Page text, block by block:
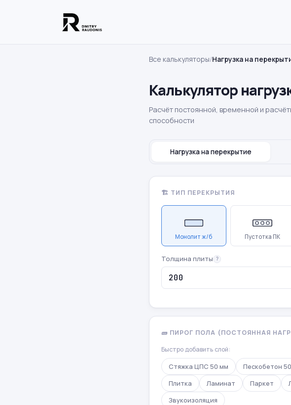
Все калькуляторы/Нагрузка на
Калькулятор
Расчёт постоянной, временной и
способности
Нагрузка на перекрытие
🏗️ ТИП ПЕРЕКРЫТИЯ
Монолит ж/б Пустотка ПК
Толщина плиты ?
🧱 ПИРОГ ПОЛА (ПОСТОЯННАЯ
Быстро добавить слой:
Стяжка ЦПС 50 мм Пескобетон
Плитка
Ламинат Паркет
Звукоизоляция